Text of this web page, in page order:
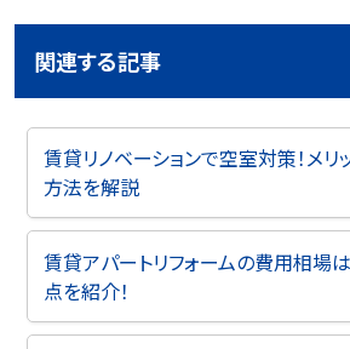
関連する記事
賃貸リノベーションで空室対策！メリ
方法を解説
賃貸アパートリフォームの費用相場
点を紹介！